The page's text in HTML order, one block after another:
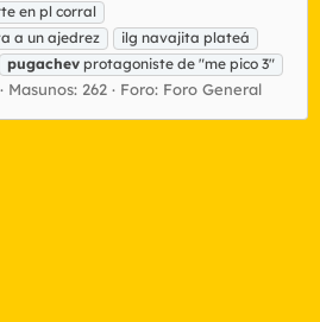
en pl corral
a un ajedrez
ilg navajita plateá
pugachev protagoniste de "me pico 3"
Masunos: 262 Foro: Foro General